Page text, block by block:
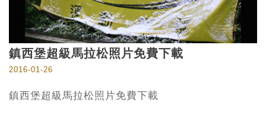
鎮西堡超級馬拉松照片免費下載
2016-01-26
鎮西堡超級馬拉松照片免費下載